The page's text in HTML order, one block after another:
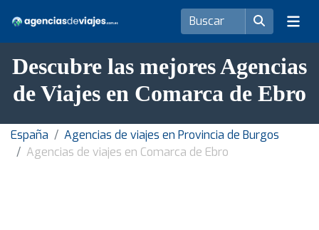
Descubre las mejores Agencias
de Viajes en Comarca de Ebro
España
Agencias de viajes en Provincia de Burgos
Agencias de viajes en Comarca de Ebro